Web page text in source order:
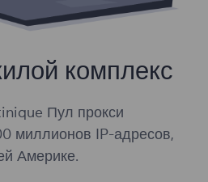
комплекс
Пул прокси
миллионов IP-адресов,
Америке.